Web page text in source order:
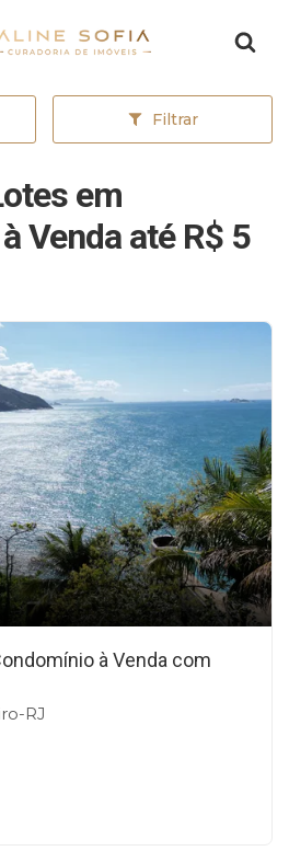
inicial
Filtrar
em
Venda até R$ 5
à Venda com
RJ